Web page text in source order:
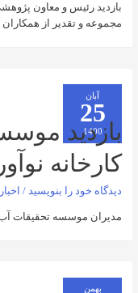
و معاون پژوهشی موسسه
از همکاران آن بخش
موسسه
نوآوری
بنویسید /اخبار موسسه
تحقیقات آب از کارخانه